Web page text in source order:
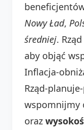
Nowy Ład,
średniej.
aby objąć
Inflacja-
Rząd-
wspomnijmy
oraz